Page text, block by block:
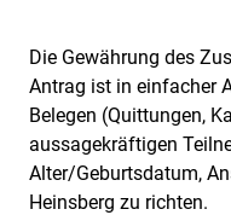
Die Gewährung des
Antrag ist in einfacher
Belegen (Quittungen,
aussagekräftigen
Alter/Geburtsdatum,
Heinsberg zu richten.